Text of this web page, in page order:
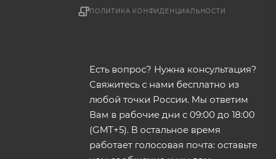
ПОЛИТИКА КОНФИДЕНЦИАЛЬНОСТИ
Есть вопрос? Нужна консультация?
Свяжитесь с нами бесплатно из
любой точки России. Мы ответим
Вам в рабочие дни с 09:00 до 18:00
(GMT+5). В остальное время
работает голосовая почта: оставьте